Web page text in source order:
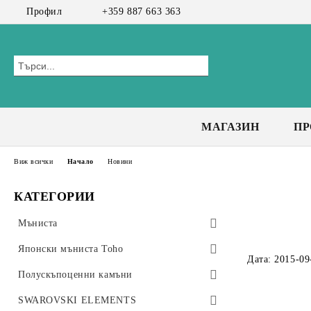
Профил +359 887 663 363
МАГАЗИН
КАТЕГОРИИ
Мъниста
Preciosa мъниста
Bicone 3 мм
Bicone 4 мм
Чешки мъниста
CzechMates Tiles
Стъклени мъниста
Японски мъниста Toho
Toho Тръбички 9мм, #3
Toho Тръбички Усукани 9мм, #3
Полускъпоценни камъни
Клас А+
SWAROVSKI ELEMENTS
Виж всички Начало Новини
Дата: 2015-